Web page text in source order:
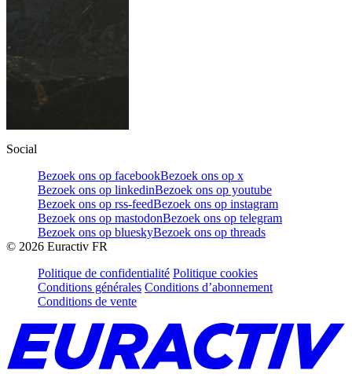
Social
Bezoek ons op facebookBezoek ons op x
Bezoek ons op linkedinBezoek ons op youtube
Bezoek ons op rss-feedBezoek ons op instagram
Bezoek ons op mastodonBezoek ons op telegram
Bezoek ons op blueskyBezoek ons op threads
© 2026 Euractiv FR
Politique de confidentialité Politique cookies
Conditions générales Conditions d’abonnement
Conditions de vente